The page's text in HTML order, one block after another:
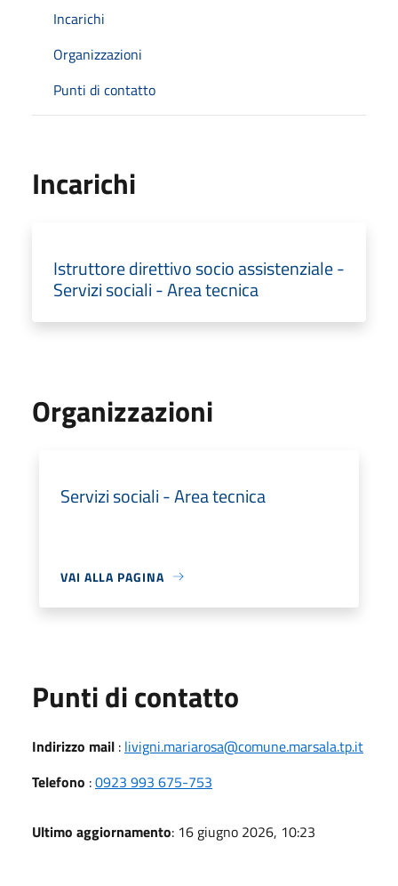
Incarichi
Organizzazioni
Punti di contatto
Incarichi
Istruttore direttivo socio assistenziale -
Servizi sociali - Area tecnica
Organizzazioni
Servizi sociali - Area tecnica
VAI ALLA PAGINA
Punti di contatto
Indirizzo mail : livigni.mariarosa@comune.marsala.tp.it
Telefono :0923 993 675-753
Ultimo aggiornamento: 16 giugno 2026, 10:23